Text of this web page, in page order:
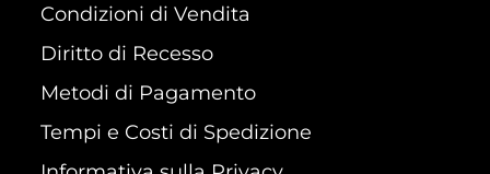
Condizioni di Vendita
Diritto di Recesso
Metodi di Pagamento
Tempi e Costi di Spedizione